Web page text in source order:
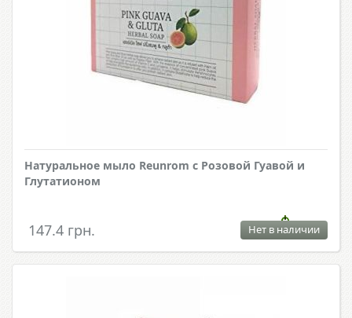
Натуральное мыло Reunrom с Розовой Гуавой и
Глутатионом
147.4 грн. Нет в наличии